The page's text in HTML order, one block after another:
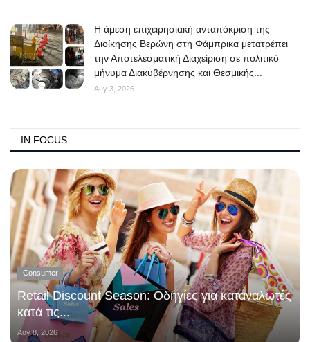
Η άμεση επιχειρησιακή ανταπόκριση της
Διοίκησης Βερώνη στη Φάμπρικα μετατρέπει
την Αποτελεσματική Διαχείριση σε πολιτικό
μήνυμα Διακυβέρνησης και Θεσμικής...
Αυγ 3, 2026
IN FOCUS
Consumer
Retail Discount Season: Οδηγίες για καταναλωτές
κατά τις...
Αυγ 8, 2026